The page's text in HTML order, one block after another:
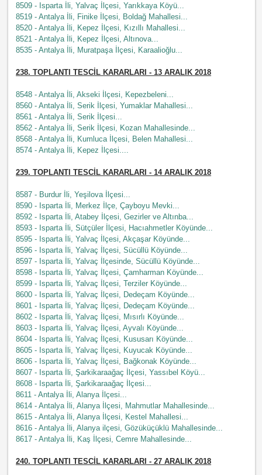
8509 - Isparta İli, Yalvaç İlçesi, Yarıkkaya Köyü...
8519 - Antalya İli, Finike İlçesi, Boldağ Mahallesi...
8520 - Antalya İli, Kepez İlçesi, Kızıllı Mahallesi...
8521 - Antalya İli, Kepez İlçesi, Altınova...
8535 - Antalya İli, Muratpaşa İlçesi, Karaalioğlu...
238. TOPLANTI TESCİL KARARLARI - 13 ARALIK 2018
8548 - Antalya İli, Akseki İlçesi, Kepezbeleni...
8560 - Antalya İli, Serik İlçesi, Yumaklar Mahallesi...
8561 - Antalya İli, Serik İlçesi...
8562 - Antalya İli, Serik İlçesi, Kozan Mahallesinde...
8568 - Antalya İli, Kumluca İlçesi, Belen Mahallesi...
8574 - Antalya İli, Kepez İlçesi....
239. TOPLANTI TESCİL KARARLARI - 14 ARALIK 2018
8587 - Burdur İli, Yeşilova İlçesi...
8590 - Isparta İli, Merkez İlçe, Çayboyu Mevki...
8592 - Isparta İli, Atabey İlçesi, Gezirler ve Altınba...
8593 - Isparta İli, Sütçüler İlçesi, Hacıahmetler Köyünde...
8595 - Isparta İli, Yalvaç İlçesi, Akçaşar Köyünde...
8596 - Isparta İli, Yalvaç İlçesi, Sücüllü Köyünde...
8597 - Isparta İli, Yalvaç İlçesinde, Sücüllü Köyünde...
8598 - Isparta İli, Yalvaç İlçesi, Çamharman Köyünde...
8599 - Isparta İli, Yalvaç İlçesi, Terziler Köyünde...
8600 - Isparta İli, Yalvaç İlçesi, Dedeçam Köyünde...
8601 - Isparta İli, Yalvaç İlçesi, Dedeçam Köyünde...
8602 - Isparta İli, Yalvaç İlçesi, Mısırlı Köyünde...
8603 - Isparta İli, Yalvaç İlçesi, Ayvalı Köyünde...
8604 - Isparta İli, Yalvaç İlçesi, Kususarı Köyünde...
8605 - Isparta İli, Yalvaç İlçesi, Kuyucak Köyünde...
8606 - Isparta İli, Yalvaç İlçesi, Bağkonak Köyünde...
8607 - Isparta İli, Şarkikaraağaç İlçesi, Yassıbel Köyü...
8608 - Isparta İli, Şarkikaraağaç İlçesi...
8611 - Antalya İli, Alanya İlçesi...
8614 - Antalya İli, Alanya İlçesi, Mahmutlar Mahallesinde...
8615 - Antalya İli, Alanya İlçesi, Kestel Mahallesi...
8616 - Antalya İli, Alanya ilçesi, Gözüküçüklü Mahallesinde...
8617 - Antalya İli, Kaş İlçesi, Cemre Mahallesinde...
240. TOPLANTI TESCİL KARARLARI - 27 ARALIK 2018